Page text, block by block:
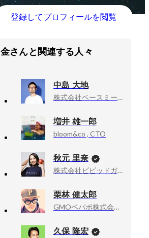
登録してプロフィールを閲覧
金さんと関連する人々
中島 大地
株式会社ベースミー, テックリード
増井 雄一郎
bloom&co , CTO
秋元 里奈
株式会社ビビッドガーデン, 代表取締役社長
栗林 健太郎
GMOペパボ株式会社, 取締役CTO
久保 隆宏